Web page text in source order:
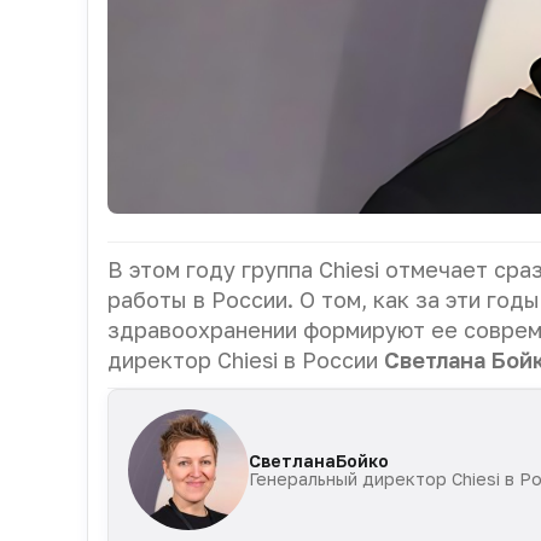
В этом году группа Chiesi отмечает
работы в России. О том, как за эти
здравоохранении формируют ее
директор Chiesi в России Светлана
СветланаБойко
Генеральный директор Chiesi в